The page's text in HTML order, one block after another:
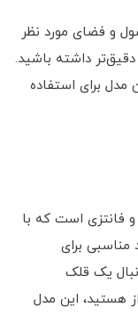
و فضای مورد نظر
دقیق‌تر داشته باشید.
مدل برای استفاده
فانتزی است که با
برای
یک قلک
هستید، این مدل